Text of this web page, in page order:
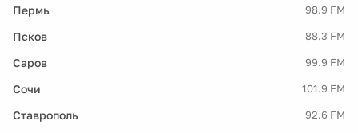
Пермь 98.9 FM
Псков 88.3 FM
Саров 99.9 FM
Сочи 101.9 FM
Ставрополь 92.6 FM